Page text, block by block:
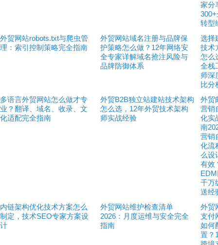
家分
转型
外贸网站robots.txt与爬虫管
理：索引控制策略完全指南
外贸网站域名注册与品牌保
护策略怎么做？12年网络安
全专家详解域名抢注风险与
品牌防御体系
选择
技术
怎么
全栈
师深
比分
多语言外贸网站怎么做才专
业？翻译、域名、收录、文
化适配完全指南
外贸B2B独立站建站技术架构
怎么选，12年外贸技术架构
师实战经验
外贸
营销
化实
南
营销
化流
么设
有效
千万
送经
内链架构优化技术方案怎么
制定，技术SEO专家方案设
计
外贸网站维护检查清单
2026：月度运维与安全完全
指南
外贸
支付
如何
置？